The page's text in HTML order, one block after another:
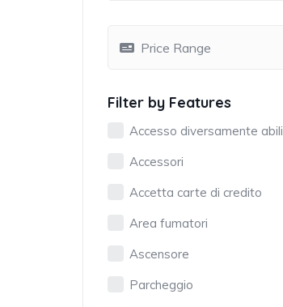
Filter by Features
Accesso diversamente abili
Accessori
Accetta carte di credito
Area fumatori
Ascensore
Parcheggio